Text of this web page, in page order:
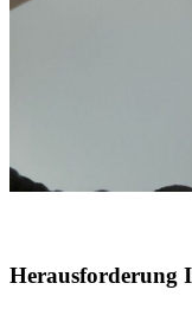
Herausforderung